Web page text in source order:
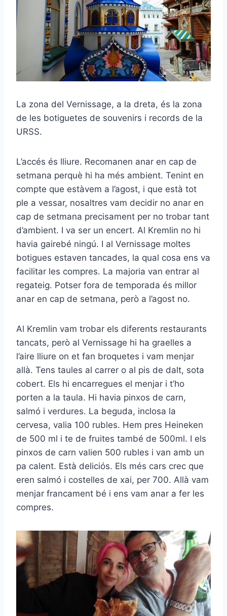
La zona del Vernissage, a la dreta, és la zona
de les botiguetes de souvenirs i records de la
URSS.
L’accés és lliure. Recomanen anar en cap de
setmana perquè hi ha més ambient. Tenint en
compte que estàvem a l’agost, i que està tot
ple a vessar, nosaltres vam decidir no anar en
cap de setmana precisament per no trobar tant
d’ambient. I va ser un encert. Al Kremlin no hi
havia gairebé ningú. I al Vernissage moltes
botigues estaven tancades, la qual cosa ens va
facilitar les compres. La majoria van entrar al
regateig. Potser fora de temporada és millor
anar en cap de setmana, però a l’agost no.
Al Kremlin vam trobar els diferents restaurants
tancats, però al Vernissage hi ha graelles a
l’aire lliure on et fan broquetes i vam menjar
allà. Tens taules al carrer o al pis de dalt, sota
cobert. Els hi encarregues el menjar i t’ho
porten a la taula. Hi havia pinxos de carn,
salmó i verdures. La beguda, inclosa la
cervesa, valia 100 rubles. Hem pres Heineken
de 500 ml i te de fruites també de 500ml. I els
pinxos de carn valien 500 rubles i van amb un
pa calent. Està deliciós. Els més cars crec que
eren salmó i costelles de xai, per 700. Allà vam
menjar francament bé i ens vam anar a fer les
compres.